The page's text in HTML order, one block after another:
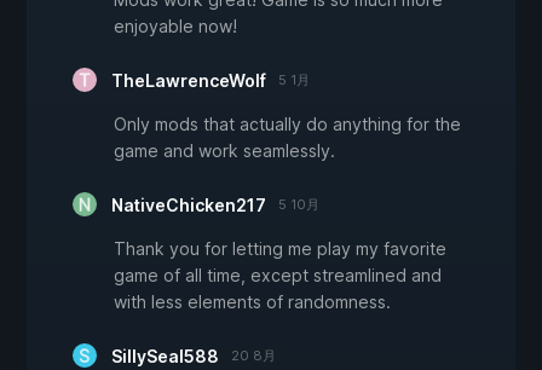
enjoyable now!
TheLawrenceWolf 5 1月
Only mods that actually do anything for the
game and work seamlessly.
NativeChicken217 5 10月
Thank you for letting me play my favorite
game of all time, except streamlined and
with less elements of randomness.
SillySeal588 20 8月